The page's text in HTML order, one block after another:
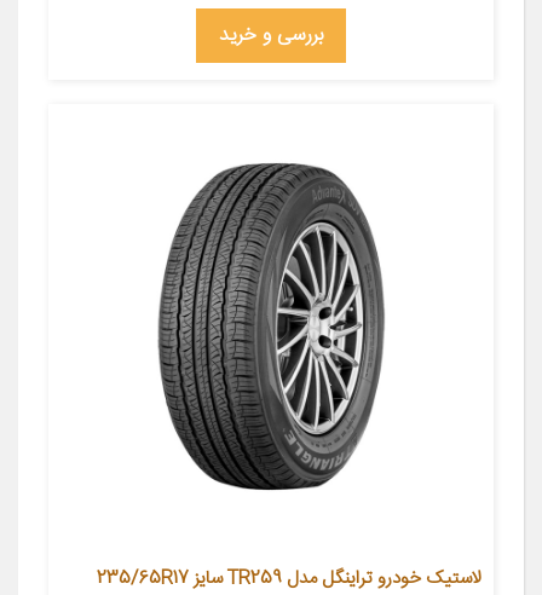
بررسی و خرید
لاستیک خودرو تراینگل مدل TR259 سایز 235/65R17